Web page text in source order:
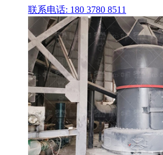
联系电话: 180 3780 8511